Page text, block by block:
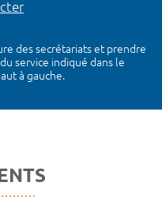
des secrétariats et prendre
service indiqué dans le
à gauche.